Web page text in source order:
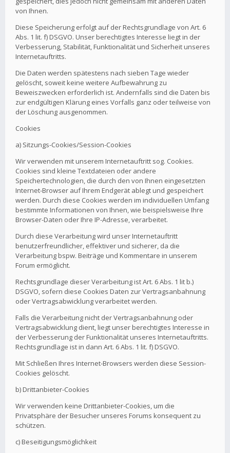
von Ihnen.
Diese Speicherung erfolgt auf der Rechtsgrundlage von Art. 6
Abs. 1 lit. f) DSGVO. Unser berechtigtes Interesse liegt in der
Verbesserung, Stabilität, Funktionalität und Sicherheit unseres
Internetauftritts.
Die Daten werden spätestens nach sieben Tage wieder
gelöscht, soweit keine weitere Aufbewahrung zu
Beweiszwecken erforderlich ist. Andernfalls sind die Daten bis
zur endgültigen Klärung eines Vorfalls ganz oder teilweise von
der Löschung ausgenommen.
Cookies
a) Sitzungs-Cookies/Session-Cookies
Wir verwenden mit unserem Internetauftritt sog. Cookies.
Cookies sind kleine Textdateien oder andere
Speichertechnologien, die durch den von Ihnen eingesetzten
Internet-Browser auf Ihrem Endgerät ablegt und gespeichert
werden. Durch diese Cookies werden im individuellen Umfang
bestimmte Informationen von Ihnen, wie beispielsweise Ihre
Browser-Daten oder Ihre IP-Adresse, verarbeitet.
Durch diese Verarbeitung wird unser Internetauftritt
benutzerfreundlicher, effektiver und sicherer, da die
Verarbeitung bspw. Beiträge und Kommentare in unserem
Forum ermöglicht.
Rechtsgrundlage dieser Verarbeitung ist Art. 6 Abs. 1 lit b.)
DSGVO, sofern diese Cookies Daten zur Vertragsanbahnung
oder Vertragsabwicklung verarbeitet werden.
Falls die Verarbeitung nicht der Vertragsanbahnung oder
Vertragsabwicklung dient, liegt unser berechtigtes Interesse in
der Verbesserung der Funktionalität unseres Internetauftritts.
Rechtsgrundlage ist in dann Art. 6 Abs. 1 lit. f) DSGVO.
Mit Schließen Ihres Internet-Browsers werden diese Session-
Cookies gelöscht.
b) Drittanbieter-Cookies
Wir verwenden keine Drittanbieter-Cookies, um die
Privatsphäre der Besucher unseres Forums konsequent zu
schützen.
c) Beseitigungsmöglichkeit